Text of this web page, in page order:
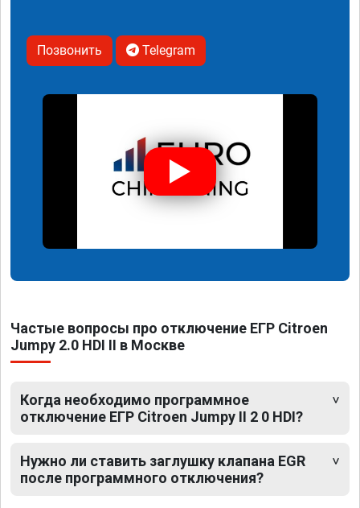
Позвонить Telegram
Частые вопросы про отключение ЕГР Citroen
Jumpy 2.0 HDI II в Москве
Когда необходимо программное
отключение ЕГР Citroen Jumpy II 2 0 HDI?
Нужно ли ставить заглушку клапана EGR
после программного отключения?